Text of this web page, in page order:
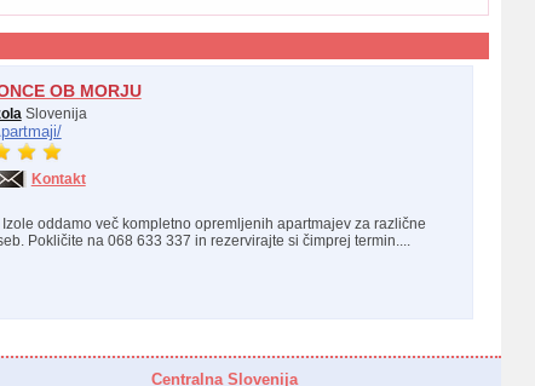
OB MORJU
Slovenija
Kontakt
oddamo več kompletno opremljenih apartmajev za različne
Pokličite na 068 633 337 in rezervirajte si čimprej termin....
Centralna Slovenija